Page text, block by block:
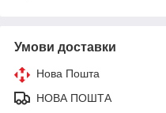
Умови доставки
Нова Пошта
НОВА ПОШТА